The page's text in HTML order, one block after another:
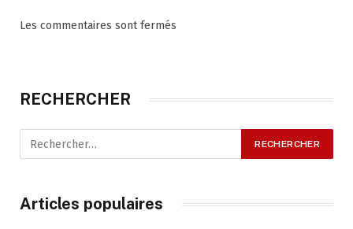
Les commentaires sont fermés
RECHERCHER
Articles populaires